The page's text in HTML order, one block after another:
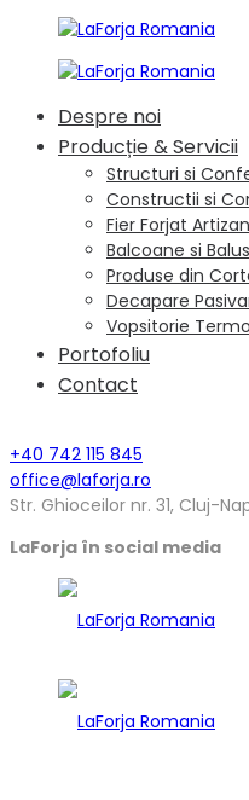
Despre noi
Producție & Servicii
Structuri si
Constructii si
Fier Forjat
Balcoane si
Produse din
Decapare
Vopsitorie
Portofoliu
Contact
+40 742 115 845
office@laforja.ro
Str. Ghioceilor nr. 31, Cluj-
LaForja în social media